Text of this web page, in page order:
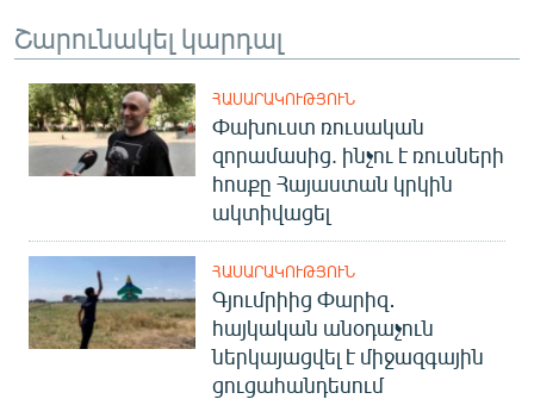
«Ազատության» բոլոր կայքերը
Շարունակել կարդալ
ՀԱՍԱՐԱԿՈՒԹՅՈՒՆ
Փախուստ ռուսական
զորամասից. ինչու է ռուսների
հոսքը Հայաստան կրկին
ակտիվացել
ՀԱՍԱՐԱԿՈՒԹՅՈՒՆ
Գյումրիից Փարիզ․
հայկական անօդաչուն
ներկայացվել է միջազգային
ցուցահանդեսում